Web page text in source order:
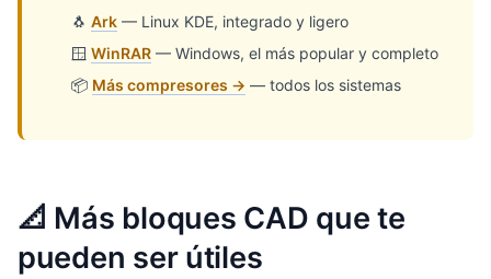
🐧Ark — Linux KDE, integrado y ligero
🪟WinRAR — Windows, el más popular y completo
📦 Más compresores → — todos los sistemas
📐 Más bloques CAD que te
pueden ser útiles